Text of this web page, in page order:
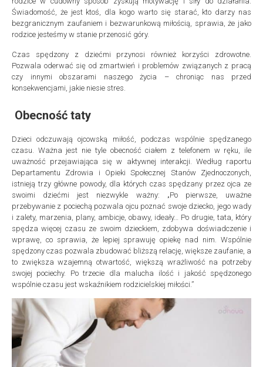
Świadomość, że jest ktoś, dla kogo warto się starać, kto darzy nas
bezgranicznym zaufaniem i bezwarunkową miłością, sprawia, że jako
rodzice jesteśmy w stanie przenosić góry.
Czas spędzony z dziećmi przynosi również korzyści zdrowotne.
Pozwala oderwać się od zmartwień i problemów związanych z pracą
czy innymi obszarami naszego życia – chroniąc nas przed
konsekwencjami, jakie niesie stres.
Obecność taty
Dzieci odczuwają ojcowską miłość, podczas wspólnie spędzanego
czasu. Ważna jest nie tyle obecność ciałem z telefonem w ręku, ile
uważność przejawiająca się w aktywnej interakcji. Według raportu
Departamentu Zdrowia i Opieki Społecznej Stanów Zjednoczonych,
istnieją trzy główne powody, dla których czas spędzany przez ojca ze
swoimi dziećmi jest niezwykle ważny: „Po pierwsze, uważne
przebywanie z pociechą pozwala ojcu poznać swoje dziecko, jego wady
i zalety, marzenia, plany, ambicje, obawy, ideały… Po drugie, tata, który
spędza więcej czasu ze swoim dzieckiem, zdobywa doświadczenie i
wprawę, co sprawia, że lepiej sprawuję opiekę nad nim. Wspólnie
spędzony czas pozwala zbudować bliższą relację, większe zaufanie, a
to zwiększa wzajemną otwartość, większą wrażliwość na potrzeby
swojej pociechy. Po trzecie dla malucha ilość i jakość spędzonego
wspólnie czasu jest wskaźnikiem rodzicielskiej miłości.”